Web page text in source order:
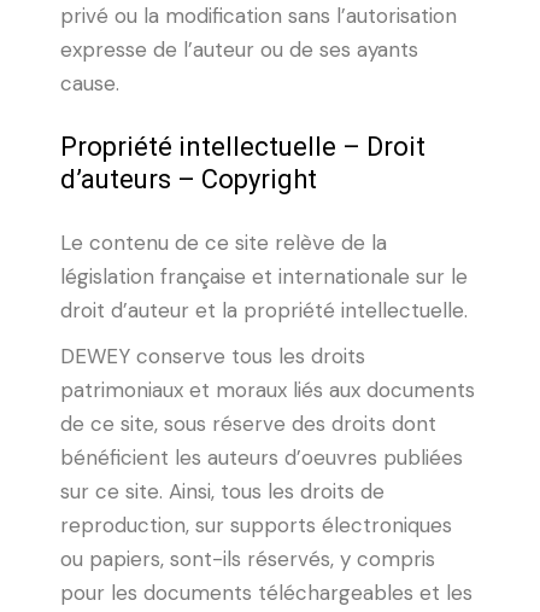
privé ou la modification sans l’autorisation
expresse de l’auteur ou de ses ayants
cause.
Propriété intellectuelle – Droit
d’auteurs – Copyright
Le contenu de ce site relève de la
législation française et internationale sur le
droit d’auteur et la propriété intellectuelle.
DEWEY conserve tous les droits
patrimoniaux et moraux liés aux documents
de ce site, sous réserve des droits dont
bénéficient les auteurs d’oeuvres publiées
sur ce site. Ainsi, tous les droits de
reproduction, sur supports électroniques
ou papiers, sont-ils réservés, y compris
pour les documents téléchargeables et les